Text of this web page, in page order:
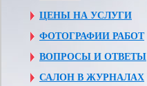
ЦЕНЫ НА УСЛУГИ
ФОТОГРАФИИ РАБОТ
ВОПРОСЫ И ОТВЕТЫ
САЛОН В ЖУРНАЛАХ